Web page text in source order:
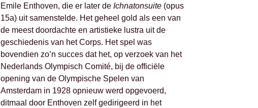
Emile Enthoven, die er later de Ichnatonsuite (opus
15a) uit samenstelde. Het geheel gold als een van
de meest doordachte en artistieke lustra uit de
geschiedenis van het Corps. Het spel was
bovendien zo’n succes dat het, op verzoek van het
Nederlands Olympisch Comité, bij de officiële
opening van de Olympische Spelen van
Amsterdam in 1928 opnieuw werd opgevoerd,
ditmaal door Enthoven zelf gedirigeerd in het